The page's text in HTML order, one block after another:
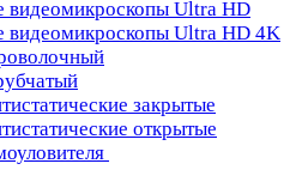
Ultra HD
Ultra HD 4K
закрытые
открытые